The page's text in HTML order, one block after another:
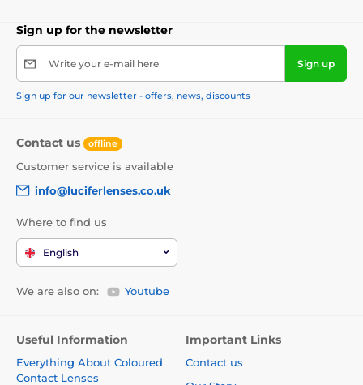
Sign up for the newsletter
Write your e-mail here Sign up
Sign up for our newsletter - offers, news, discounts
Contact us offline
Customer service is available
info@luciferlenses.co.uk
Where to find us
English
We are also on: Youtube
Useful Information
Everything About Coloured
Contact Lenses
Important Links
Contact us